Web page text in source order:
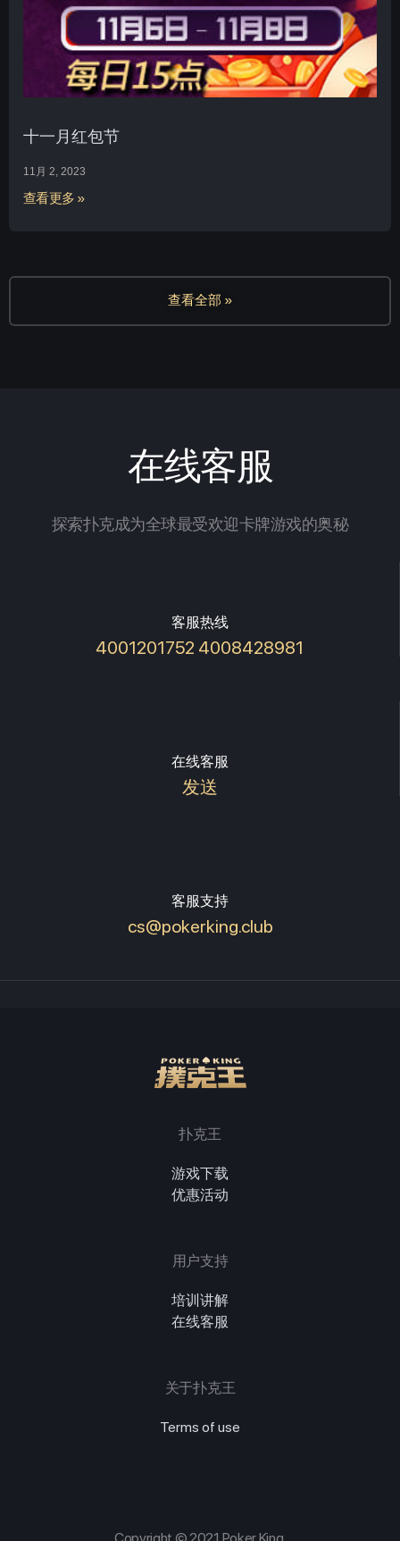
十一月红包节
11月 2, 2023
查看更多 »
查看全部 »
在线客服
探索扑克成为全球最受欢迎卡牌游戏的奥秘
客服热线
4001201752 4008428981
在线客服
发送
客服支持
cs@pokerking.club
扑克王
游戏下载
优惠活动
用户支持
培训讲解
在线客服
关于扑克王
Terms of use